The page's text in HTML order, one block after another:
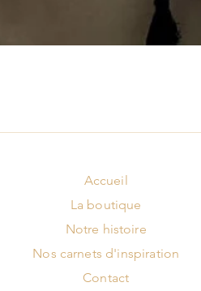
Accueil
La boutique
Notre histoire
Nos carnets d'inspiration
Contact